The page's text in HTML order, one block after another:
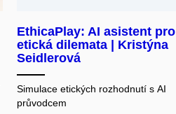
EthicaPlay: AI asistent pro
etická dilemata | Kristýna
Seidlerová
Simulace etických rozhodnutí s AI
průvodcem